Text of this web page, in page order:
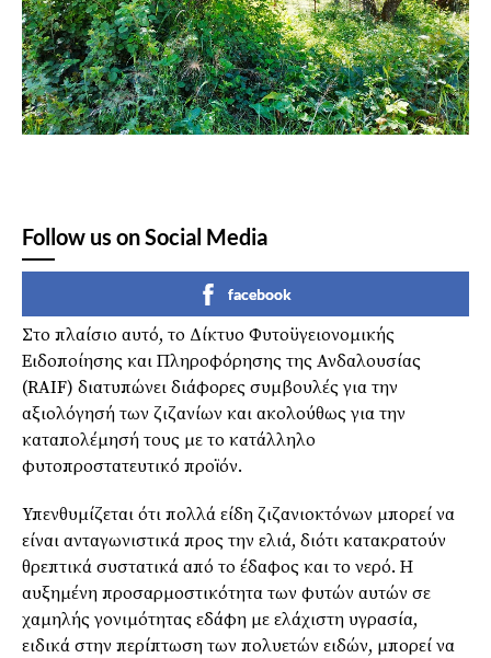
Follow us on Social Media
facebook
Στο πλαίσιο αυτό, το Δίκτυο Φυτοϋγειονομικής
Ειδοποίησης και Πληροφόρησης της Ανδαλουσίας
(RAIF) διατυπώνει διάφορες συμβουλές για την
αξιολόγησή των ζιζανίων και ακολούθως για την
καταπολέμησή τους με το κατάλληλο
φυτοπροστατευτικό προϊόν.
Υπενθυμίζεται ότι πολλά είδη ζιζανιοκτόνων μπορεί να
είναι ανταγωνιστικά προς την ελιά, διότι κατακρατούν
θρεπτικά συστατικά από το έδαφος και το νερό. Η
αυξημένη προσαρμοστικότητα των φυτών αυτών σε
χαμηλής γονιμότητας εδάφη με ελάχιστη υγρασία,
ειδικά στην περίπτωση των πολυετών ειδών, μπορεί να